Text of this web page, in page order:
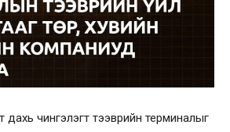
дахь чингэлэгт тээврийн терминалыг